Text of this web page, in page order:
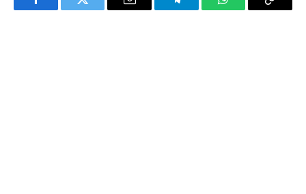
FacebookTwitter Email TelegramWhatsAppCopy